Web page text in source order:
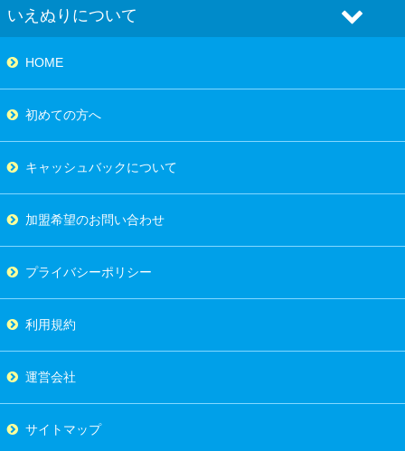
いえぬりについて
HOME
初めての方へ
キャッシュバックについて
加盟希望のお問い合わせ
プライバシーポリシー
利用規約
運営会社
サイトマップ